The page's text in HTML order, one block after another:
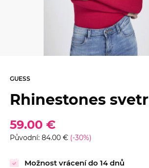
GUESS
Rhinestones svetr
59.00 €
Původní: 84.00 € (-30%)
Možnost vrácení do 14 dnů